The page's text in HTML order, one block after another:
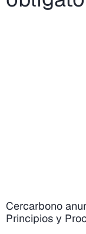
Cercarbono
Principios y